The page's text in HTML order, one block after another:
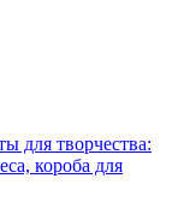
для творчества:
короба для